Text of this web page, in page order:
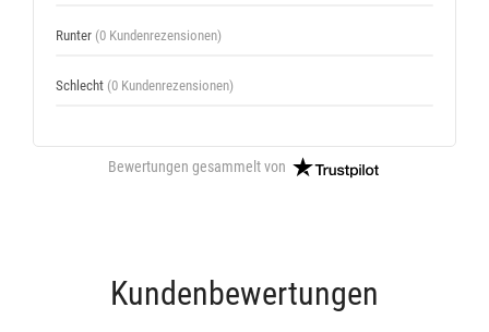
Runter (0 Kundenrezensionen)
Schlecht (0 Kundenrezensionen)
Bewertungen gesammelt von
Kundenbewertungen